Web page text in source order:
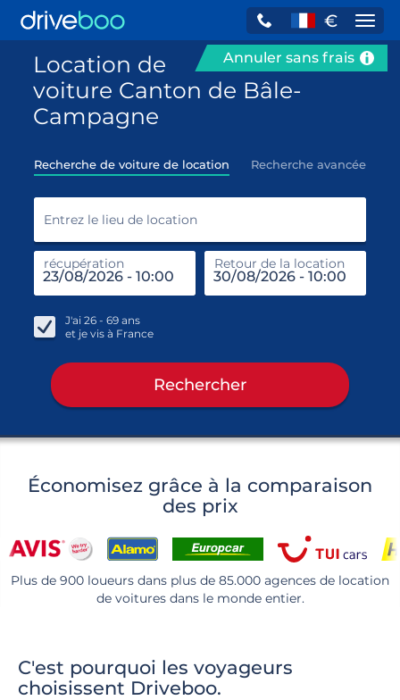
€
Annuler sans frais
Location de
voiture Canton de Bâle-
Campagne
Recherche de voiture de location Recherche avancée
Entrez le lieu de location
récupération Retour de la location
J'ai 26 - 69 ans
et je vis à France
Rechercher
Économisez grâce à la comparaison
des prix
Plus de 900 loueurs dans plus de 85.000 agences de location
de voitures dans le monde entier.
C'est pourquoi les voyageurs
choisissent Driveboo.